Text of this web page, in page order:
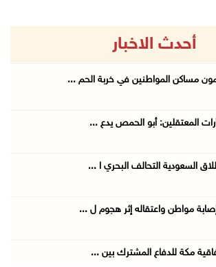
أحدث الاخبار
مساكن المواطنين في خربة الحم ...
المعتقلين: أبو الحمص يدع ...
السعودية التحالف البحري ا ...
مواطن واعتقاله إثر هجوم ل ...
مكة للدفاع المشترك بين ...